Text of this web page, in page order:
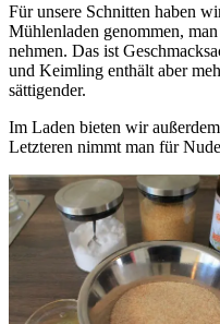
Für unsere Schnitten haben
Mühlenladen genommen,
nehmen. Das ist
und Keimling enthält aber
sättigender.
Im Laden bieten wir
Letzteren nimmt man für